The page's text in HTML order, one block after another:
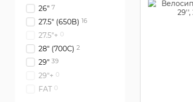
26" 7
27.5" (650B) 16
27.5"+ 0
28" (700С) 2
29" 39
29"+ 0
FAT 0